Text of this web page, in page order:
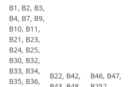
B1, B2, B3,
B4, B7, B9,
B10, B11,
B21, B23,
B24, B25,
B30, B32,
B33, B34,
B35, B36,
B22, B42,
B46, B47,